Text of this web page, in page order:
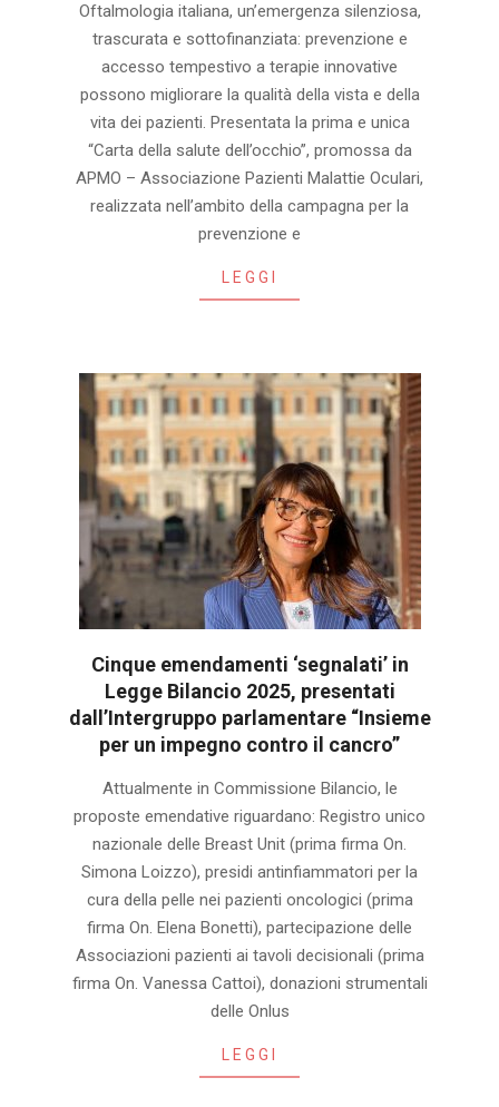
11-
Oftalmologia italiana, un’emergenza silenziosa,
trascurata e sottofinanziata: prevenzione e
accesso tempestivo a terapie innovative
possono migliorare la qualità della vista e della
vita dei pazienti. Presentata la prima e unica
“Carta della salute dell’occhio”, promossa da
APMO – Associazione Pazienti Malattie Oculari,
realizzata nell’ambito della campagna per la
prevenzione e
LEGGI
Cinque emendamenti ‘segnalati’ in
Legge Bilancio 2025, presentati
dall’Intergruppo parlamentare “Insieme
per un impegno contro il cancro”
30
Attualmente in Commissione Bilancio, le
proposte emendative riguardano: Registro unico
nazionale delle Breast Unit (prima firma On.
Simona Loizzo), presidi antinfiammatori per la
cura della pelle nei pazienti oncologici (prima
firma On. Elena Bonetti), partecipazione delle
Associazioni pazienti ai tavoli decisionali (prima
firma On. Vanessa Cattoi), donazioni strumentali
delle Onlus
LEGGI